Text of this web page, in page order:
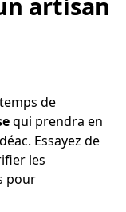
artisan
de
qui prendra en
Essayez de
les
pour